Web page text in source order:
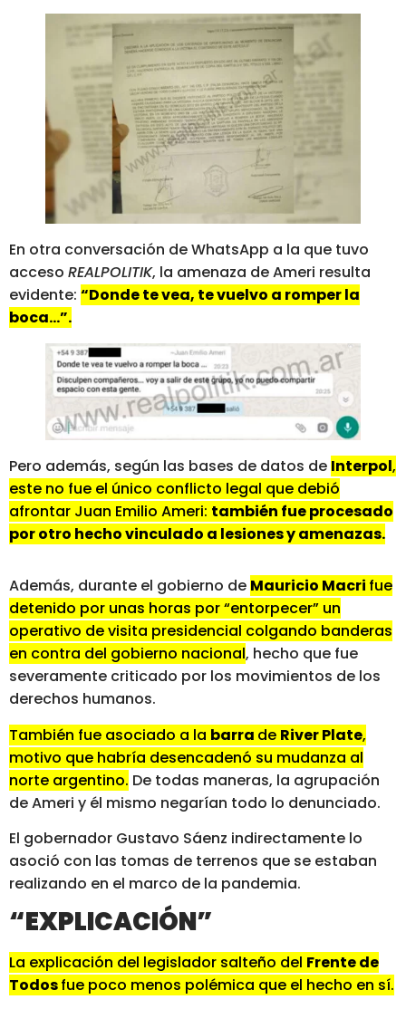
En otra conversación de WhatsApp a la que tuvo
acceso REALPOLITIK, la amenaza de Ameri resulta
evidente: “Donde te vea, te vuelvo a romper la
boca…”.
Pero además, según las bases de datos de Interpol,
este no fue el único conflicto legal que debió
afrontar Juan Emilio Ameri: también fue procesado
por otro hecho vinculado a lesiones y amenazas.
Además, durante el gobierno de Mauricio Macri fue
detenido por unas horas por “entorpecer” un
operativo de visita presidencial colgando banderas
en contra del gobierno nacional, hecho que fue
severamente criticado por los movimientos de los
derechos humanos.
También fue asociado a la barra de River Plate,
motivo que habría desencadenó su mudanza al
norte argentino.​ De todas maneras, la agrupación
de Ameri y él mismo negarían todo lo denunciado.​
El gobernador Gustavo Sáenz indirectamente lo
asoció con las tomas de terrenos que se estaban
realizando en el marco de la pandemia.
“EXPLICACIÓN”
La explicación del legislador salteño del Frente de
Todosfue poco menos polémica que el hecho en sí.